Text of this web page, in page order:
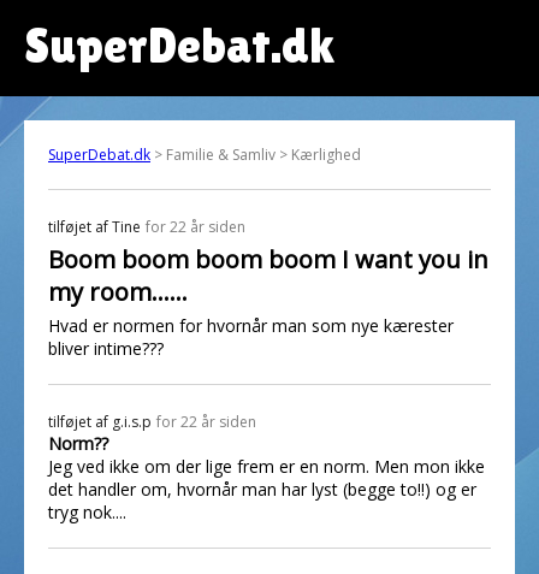
SuperDebat.dk
SuperDebat.dk > Familie & Samliv > Kærlighed
tilføjet afTine for 22 år siden
Boom boom boom boom I want you in
my room......
Hvad er normen for hvornår man som nye kærester
bliver intime???
tilføjet af g.i.s.p for 22 år siden
Norm??
Jeg ved ikke om der lige frem er en norm. Men mon ikke
det handler om, hvornår man har lyst (begge to!!) og er
tryg nok....